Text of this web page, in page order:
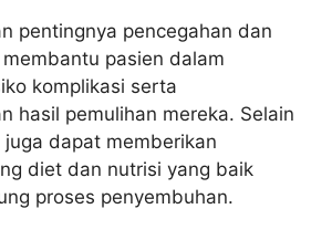
pentingnya pencegahan dan
pasien dalam
komplikasi serta
hasil pemulihan mereka. Selain
dapat memberikan
diet dan nutrisi yang baik
proses penyembuhan.